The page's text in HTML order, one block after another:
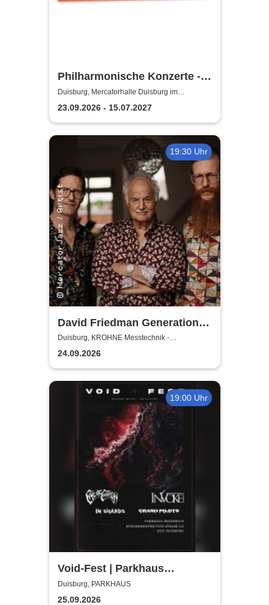
Philharmonische Konzerte -
Duisburger Philharmoniker
Duisburg, Mercatorhalle Duisburg im
CityPalais
23.09.2026 - 15.07.2027
19:30 Uhr
David Friedman Generation
Trio
Duisburg, KROHNE Messtechnik -
Veranstaltungssaal
24.09.2026
19:00 Uhr
Void-Fest | Parkhaus
Meiderich
Duisburg, PARKHAUS
25.09.2026